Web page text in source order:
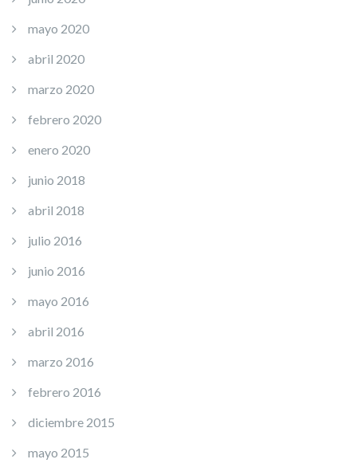
mayo 2020
abril 2020
marzo 2020
febrero 2020
enero 2020
junio 2018
abril 2018
julio 2016
junio 2016
mayo 2016
abril 2016
marzo 2016
febrero 2016
diciembre 2015
mayo 2015